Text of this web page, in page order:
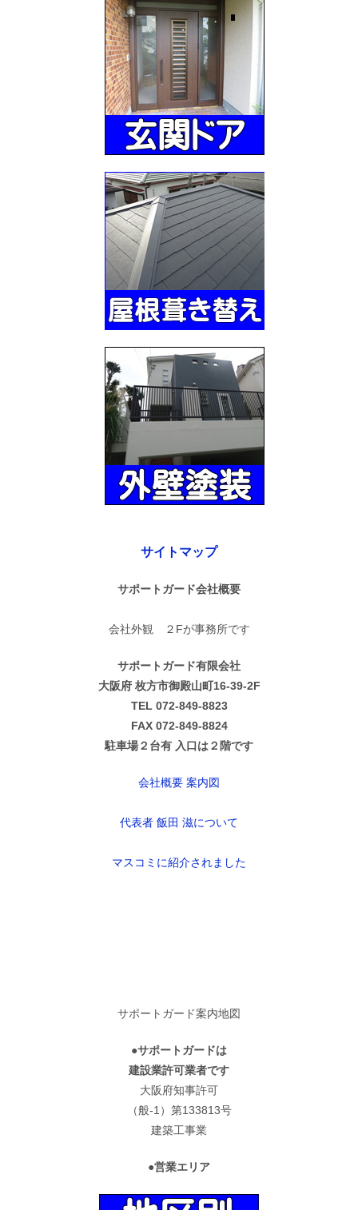
サイトマップ
サポートガード会社概要
会社外観 ２Fが事務所です
サポートガード有限会社
大阪府 枚方市御殿山町16-39-2F
TEL 072-849-8823
FAX 072-849-8824
駐車場２台有 入口は２階です
会社概要 案内図
代表者 飯田 滋について
マスコミに紹介されました
サポートガード案内地図
●サポートガードは
建設業許可業者です
大阪府知事許可
（般-1）第133813号
建築工事業
●営業エリア